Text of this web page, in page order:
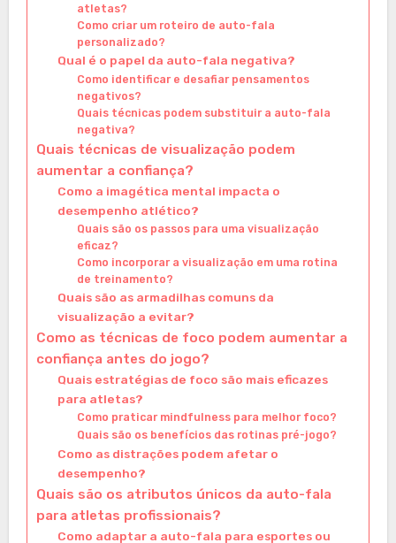
atletas?
Como criar um roteiro de auto-fala
personalizado?
Qual é o papel da auto-fala negativa?
Como identificar e desafiar pensamentos
negativos?
Quais técnicas podem substituir a auto-fala
negativa?
Quais técnicas de visualização podem
aumentar a confiança?
Como a imagética mental impacta o
desempenho atlético?
Quais são os passos para uma visualização
eficaz?
Como incorporar a visualização em uma rotina
de treinamento?
Quais são as armadilhas comuns da
visualização a evitar?
Como as técnicas de foco podem aumentar a
confiança antes do jogo?
Quais estratégias de foco são mais eficazes
para atletas?
Como praticar mindfulness para melhor foco?
Quais são os benefícios das rotinas pré-jogo?
Como as distrações podem afetar o
desempenho?
Quais são os atributos únicos da auto-fala
para atletas profissionais?
Como adaptar a auto-fala para esportes ou